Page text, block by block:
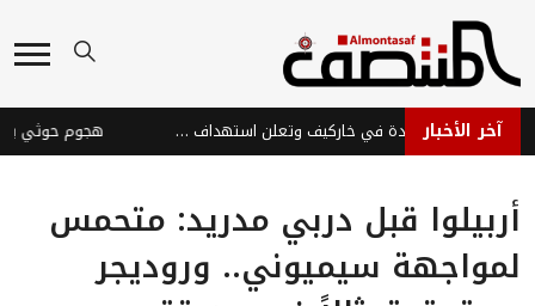
آخر الأخبار روسيا تسيطر على بلدة في خاركيف وتعلن استهداف سفن أوكرانية
أربيلوا قبل دربي مدريد: متحمس
لمواجهة سيميوني.. وروديجر